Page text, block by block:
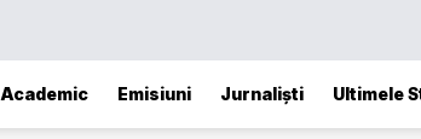
Academic Emisiuni Jurnaliști Ultimele